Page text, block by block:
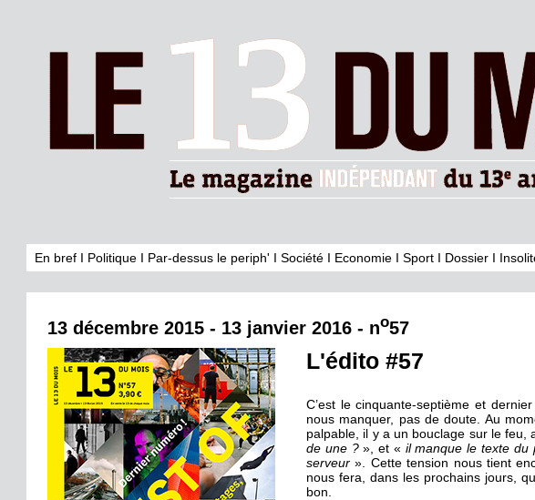
En bref I Politique I Par-dessus le periph' I Société I Economie I Sport I Dossier I
13 décembre 2015 - 13 janvier 2016 - no57
L'édito #57
C’est le cinquante-septième et
nous manquer, pas de doute. Au
palpable, il y a un bouclage sur le feu,
de une ?», et « il manque le texte du
serveur ». Cette tension nous tient
nous fera, dans les prochains jours,
bon.